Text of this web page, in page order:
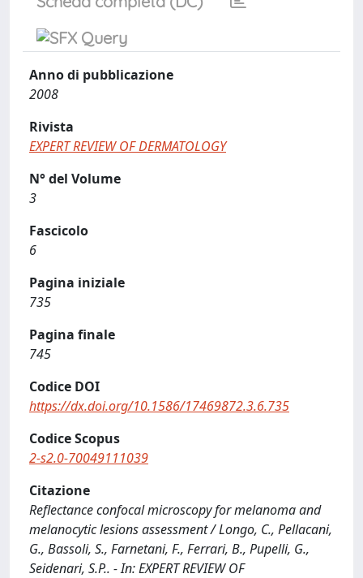
Anno di pubblicazione
2008
Rivista
EXPERT REVIEW OF DERMATOLOGY
N° del Volume
3
Fascicolo
6
Pagina iniziale
735
Pagina finale
745
Codice DOI
https://dx.doi.org/10.1586/17469872.3.6.735
Codice Scopus
2-s2.0-70049111039
Citazione
Reflectance confocal microscopy for melanoma and
melanocytic lesions assessment / Longo, C., Pellacani,
G., Bassoli, S., Farnetani, F., Ferrari, B., Pupelli, G.,
Seidenari, S.P.. - In: EXPERT REVIEW OF